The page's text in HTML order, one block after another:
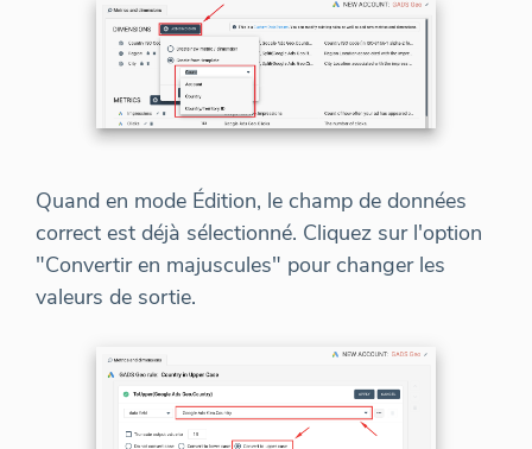
Quand en mode Édition, le champ de données
correct est déjà sélectionné. Cliquez sur l'option
"Convertir en majuscules" pour changer les
valeurs de sortie.